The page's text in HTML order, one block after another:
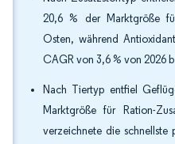
20,6 % der Marktgröße
Osten, während
CAGR von 3,6 % von 2026
Nach Tiertyp entfiel
Marktgröße für Ration-
verzeichnete die